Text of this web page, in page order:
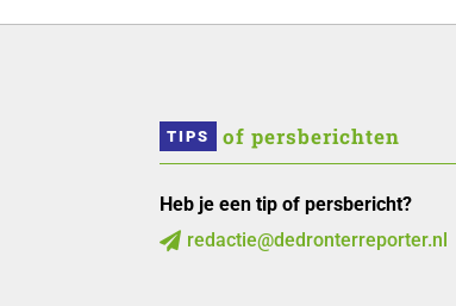
TIPS of persberichten
Heb je een tip of persbericht?
 redactie@dedronterreporter.nl